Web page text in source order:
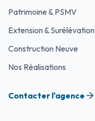
Patrimoine & PSMV
Extension & Surélévation
Construction Neuve
Nos Réalisations
Contacter l'agence